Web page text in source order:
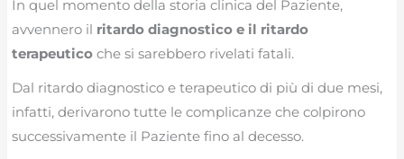
In quel momento della storia clinica del Paziente,
avvennero il ritardo diagnostico e il ritardo
terapeutico che si sarebbero rivelati fatali.
Dal ritardo diagnostico e terapeutico di più di due mesi,
infatti, derivarono tutte le complicanze che colpirono
successivamente il Paziente fino al decesso.